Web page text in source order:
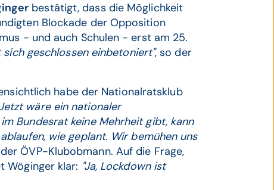
bestätigt, dass die Möglichkeit
Blockade der Opposition
- und auch Schulen - erst am 25.
sich geschlossen einbetoniert", so der
habe der Nationalratsklub
wäre ein nationaler
Bundesrat keine Mehrheit gibt, kann
wie geplant. Wir bemühen uns
ÖVP-Klubobmann. Auf die Frage,
Wöginger klar: "Ja, Lockdown ist